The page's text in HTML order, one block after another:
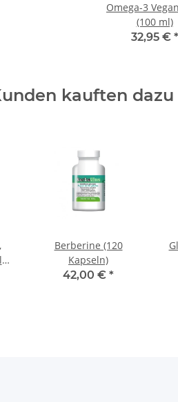
Omega-3
(100 ml)
32,95 € *
kauften
Berberine (120
Kapseln)
42,00 € *